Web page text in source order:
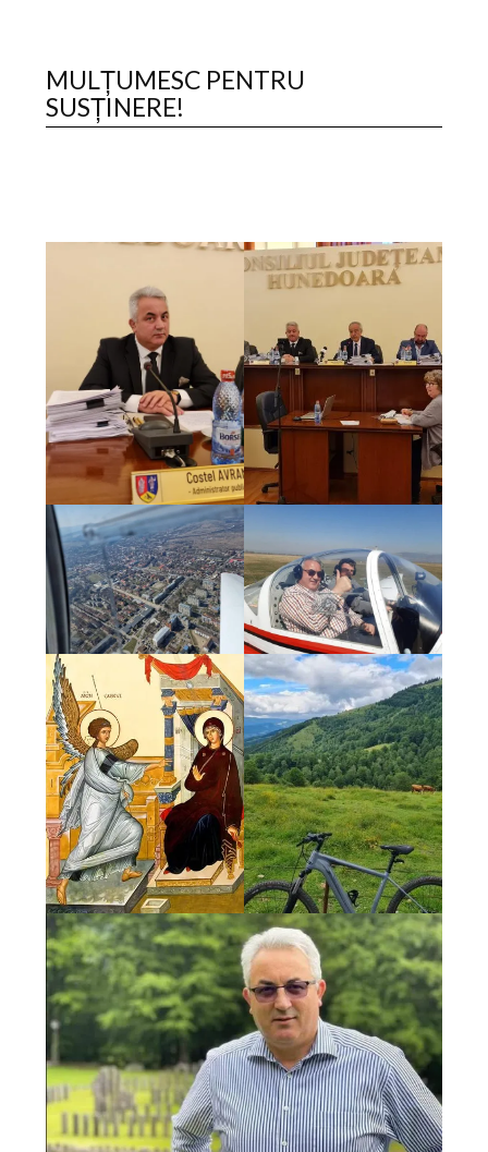
MULȚUMESC PENTRU
SUSȚINERE!